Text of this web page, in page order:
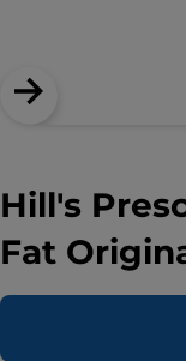
Hill's
Fat